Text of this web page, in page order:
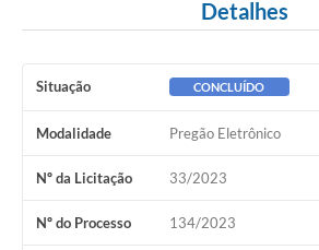
Legislação
Agenda
Telefones Úteis
Ouvidoria
Cavernas do Peruaçu
Detalhes
Situação CONCLUÍDO
Modalidade Pregão Eletrônico
Nº da Licitação 33/2023
Nº do Processo 134/2023